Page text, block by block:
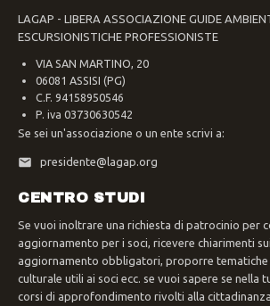
LAGAP - LIBERA ASSOCIAZIONE GUIDE
ESCURSIONISTICHE PROFESSIONISTE
VIA SAN MARTINO, 20
06081 ASSISI (PG)
C.F. 94158950546
P. iva 03730630542
Se sei un'associazione o un ente scrivi a:
presidente@lagap.org
CENTRO STUDI
Se vuoi inoltrare una richiesta di patrocinio per
aggiornamento per i soci, ricevere chiarimenti
aggiornamento obbligatori, proporre
culturale utili ai soci ecc. se vuoi sapere se nella
corsi di approfondimento rivolti alla